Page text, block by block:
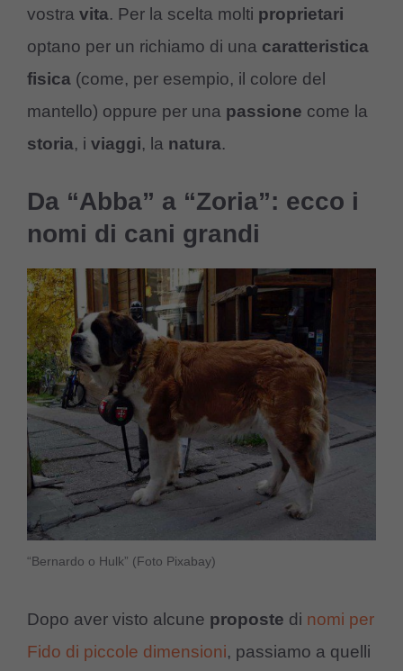
vostra vita. Per la scelta molti proprietari
optano per un richiamo di una caratteristica
fisica (come, per esempio, il colore del
mantello) oppure per una passione come la
storia, i viaggi, la natura.
Da “Abba” a “Zoria”: ecco i
nomi di cani grandi
“Bernardo o Hulk” (Foto Pixabay)
Dopo aver visto alcune proposte di nomi per
Fido di piccole dimensioni, passiamo a quelli